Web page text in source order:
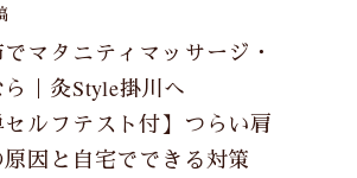
マタニティマッサージ・
｜灸Style掛川へ
セルフテスト付】つらい肩
原因と自宅でできる対策